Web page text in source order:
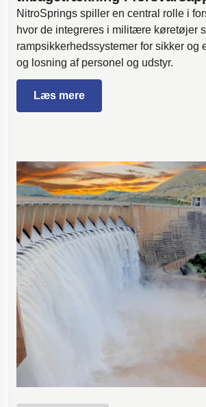
NitroSprings spiller en central rolle i
hvor de integreres i militære køretøjer
rampsikkerhedssystemer for sikker og
og losning af personel og udstyr.
Læs mere